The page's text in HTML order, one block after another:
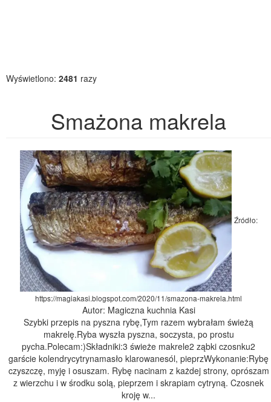
Wyświetlono: 2481 razy
Smażona makrela
Źródło:
https://magiakasi.blogspot.com/2020/11/smazona-makrela.html
Autor: Magiczna kuchnia Kasi
Szybki przepis na pyszna rybę,Tym razem wybrałam świeżą
makrelę.Ryba wyszła pyszna, soczysta, po prostu
pycha.Polecam:)Składniki:3 świeże makrele2 ząbki czosnku2
garście kolendrycytrynamasło klarowanesól, pieprzWykonanie:Rybę
czyszczę, myję i osuszam. Rybę nacinam z każdej strony, oprószam
z wierzchu i w środku solą, pieprzem i skrapiam cytryną. Czosnek
kroję w...